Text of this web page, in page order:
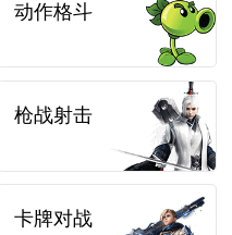
动作格斗
枪战射击
卡牌对战